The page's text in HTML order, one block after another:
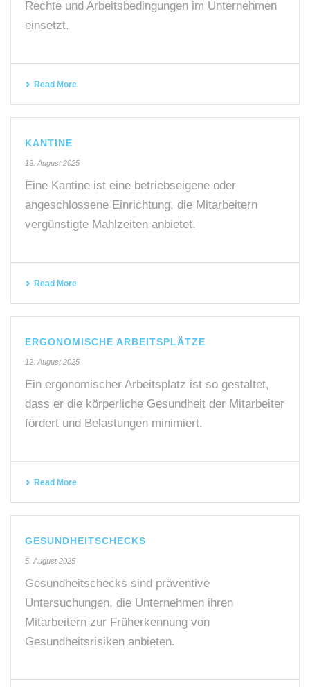
Rechte und Arbeitsbedingungen im Unternehmen
einsetzt.
Read More
KANTINE
19. August 2025
Eine Kantine ist eine betriebseigene oder
angeschlossene Einrichtung, die Mitarbeitern
vergünstigte Mahlzeiten anbietet.
Read More
ERGONOMISCHE ARBEITSPLÄTZE
12. August 2025
Ein ergonomischer Arbeitsplatz ist so gestaltet,
dass er die körperliche Gesundheit der Mitarbeiter
fördert und Belastungen minimiert.
Read More
GESUNDHEITSCHECKS
5. August 2025
Gesundheitschecks sind präventive
Untersuchungen, die Unternehmen ihren
Mitarbeitern zur Früherkennung von
Gesundheitsrisiken anbieten.